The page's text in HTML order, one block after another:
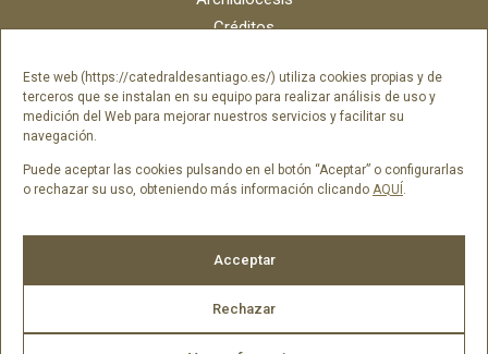
Este web (https://catedraldesantiago.es/) utiliza cookies propias y de
terceros que se instalan en su equipo para realizar análisis de uso y
medición del Web para mejorar nuestros servicios y facilitar su
navegación.
Puede aceptar las cookies pulsando en el botón “Aceptar” o configurarlas
o rechazar su uso, obteniendo más información clicando AQUÍ.
Acceptar
Rechazar
Créditos
Contacto
Portal del empleado SAMI Catedral